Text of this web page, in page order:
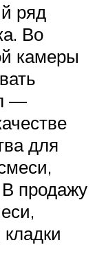
ряд
Во
камеры
—
для
продажу